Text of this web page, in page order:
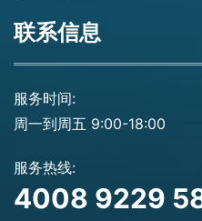
联系信息
服务时间:
周一到周五 9:00-18:00
服务热线:
4008 9229